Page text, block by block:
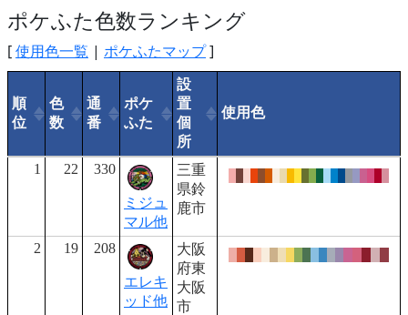
ポケふた色数ランキング
[使用色一覧 | ポケふたマップ]
順
位
色
数
通
番
ポケ
ふた
設
置
個
所
使用色
1 22 330
ミジュ
マル他
三重
県鈴
鹿市
2 19 208
エレキ
ッド他
大阪
府東
大阪
市